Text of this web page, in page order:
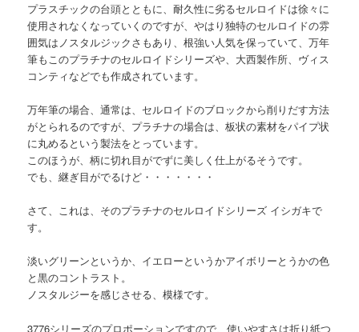
プラスチックの台頭とともに、耐久性に劣るセルロイドは徐々に
使用されなくなっていくのですが、やはり独特のセルロイドの雰
囲気はノスタルジックさもあり、根強い人気を保っていて、万年
筆もこのプラチナのセルロイドシリーズや、大西製作所、ヴィス
コンティなどでも作成されています。
万年筆の場合、通常は、セルロイドのブロックから削りだす方法
がとられるのですが、プラチナの場合は、板状の素材をパイプ状
に丸めるという製法をとっています。
このほうが、柄に切れ目がでずに美しく仕上がるそうです。
でも、継ぎ目がでるけど・・・・・・・
さて、これは、そのプラチナのセルロイドシリーズ イシガキで
す。
淡いグリーンというか、イエローというかアイボリーとうかの色
と黒のコントラスト。
ノスタルジーを感じさせる、模様です。
3776シリーズのプロポーションですので、使いやすさは折り紙つ